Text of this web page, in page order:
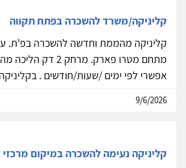
קליניקה/משרד להשכרה בפתח תקווה
מתחם מטרו פארק. מרחק 2
אפשרי לפי ימים /שעות/חודשים . בקליניקה
9/6/2026
קליניקה נעימה להשכרה במיקום מרכזי